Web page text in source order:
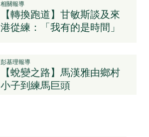
相關報導
【轉換跑道】甘敏斯談及來
港從練：「我有的是時間」
彭基理報導
【蛻變之路】馬漢雅由鄉村
小子到練馬巨頭